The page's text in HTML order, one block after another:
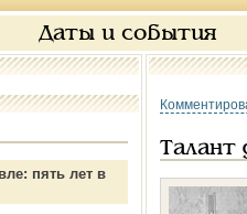
Даты и события
пять лет в
Талант